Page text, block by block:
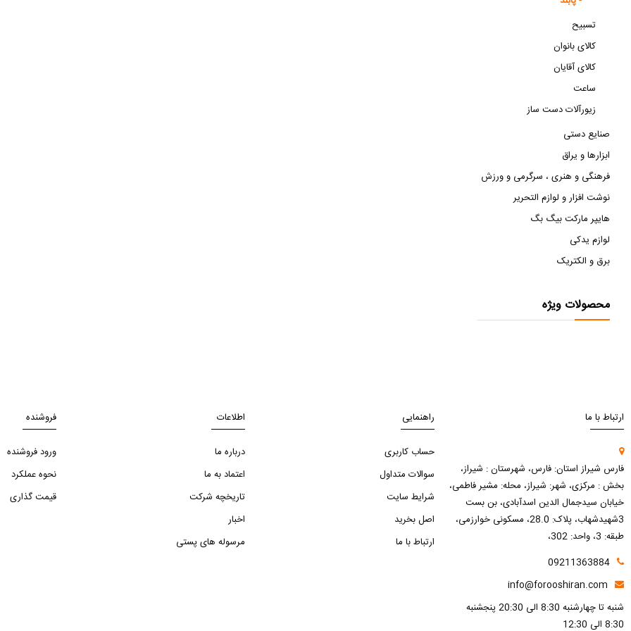
تسبیح
کالای بانوان
کالای آقایان
ساعت
زیورآلات دست ساز
صنایع دستی
ابزارها و یراق
فرهنگی و هنری ، سرگرمی و ورزش
نوشت افزار و لوازم التحریر
هایپر مارکت بیگ بگ
لوازم یدکی
برق و الکتریک
محصولات ویژه
ارتباط با ما
فارس شیراز استان: فارس، شهرستان : شیراز،
بخش : مرکزی، شهر: شیراز، محله: مشیر فاطمی،
خیابان سیدجمال الدین اسدآبادی، بن بست
3شهیدشهاب، پلاک: 28.0، مسکونی خوارزمی،
طبقه: 3، واحد: 302،
09211363884
info@forooshiran.com
شنبه تا چهارشنبه 8:30 الی 20:30 پنجشنبه
8:30 الی 12:30
راهنمایی
حساب کاربری
سوالات متداول
شرایط سایت
اصل بخرید
ارتباط با ما
اطلاعات
درباره ما
اعتماد به ما
تاریخچه شرکت
اخبار
مرسوله های پستی
فروشنده
ورود فروشنده
نحوه عملکرد
قیمت گذاری